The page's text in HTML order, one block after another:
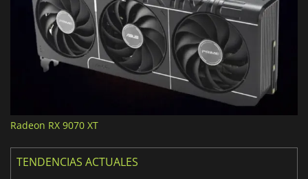
Radeon RX 9070 XT
TENDENCIAS ACTUALES